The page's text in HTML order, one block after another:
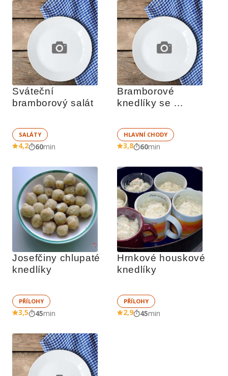
Sváteční
bramborový salát
SALÁTY
4,2 60min
Bramborové
knedlíky se
HLAVNÍ CHODY
3,8 60min
Josefčiny chlupaté
knedlíky
PŘÍLOHY
3,5 45min
Hrnkové houskové
knedlíky
PŘÍLOHY
2,9 45min